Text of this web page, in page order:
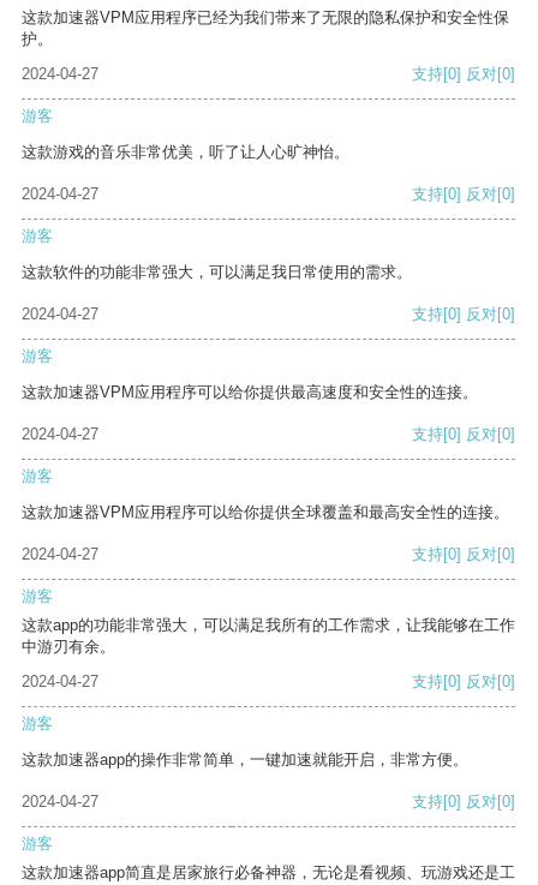
这款加速器VPM应用程序已经为我们带来了无限的隐私保护和安全性保
护。
2024-04-27
支持[0] 反对[0]
游客
这款游戏的音乐非常优美，听了让人心旷神怡。
2024-04-27 支持[0] 反对[0]
游客
这款软件的功能非常强大，可以满足我日常使用的需求。
2024-04-27 支持[0] 反对[0]
游客
这款加速器VPM应用程序可以给你提供最高速度和安全性的连接。
2024-04-27 支持[0] 反对[0]
游客
这款加速器VPM应用程序可以给你提供全球覆盖和最高安全性的连接。
2024-04-27 支持[0] 反对[0]
游客
这款app的功能非常强大，可以满足我所有的工作需求，让我能够在工作
中游刃有余。
2024-04-27
支持[0] 反对[0]
游客
这款加速器app的操作非常简单，一键加速就能开启，非常方便。
2024-04-27 支持[0] 反对[0]
游客
这款加速器app简直是居家旅行必备神器，无论是看视频、玩游戏还是工